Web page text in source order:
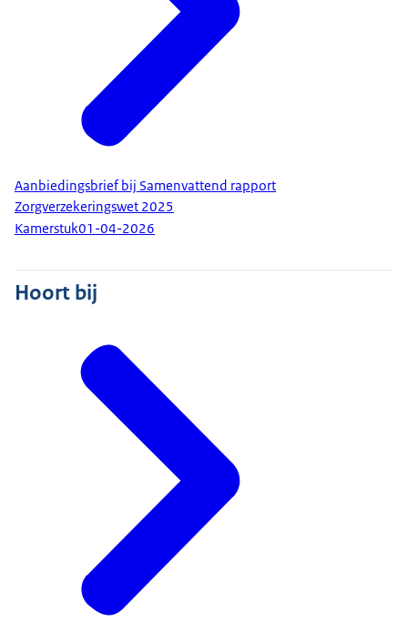
Aanbiedingsbrief bij Samenvattend rapport
Zorgverzekeringswet 2025
Kamerstuk01-04-2026
Hoort bij